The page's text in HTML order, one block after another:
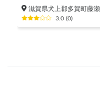
滋賀県犬上郡多賀町藤瀬
3.0 (0)